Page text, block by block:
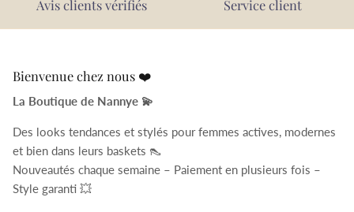
Avis clients vérifiés Service client
Bienvenue chez nous ❤️
La Boutique de Nannye 💫
Des looks tendances et stylés pour femmes actives, modernes
et bien dans leurs baskets 👠
Nouveautés chaque semaine – Paiement en plusieurs fois –
Style garanti 💥